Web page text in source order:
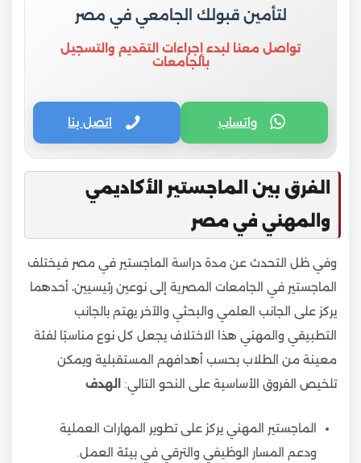
لتأمين قبولك الجامعي في مصر
تواصل معنا لبدء إجراءات التقديم والتسجيل
بالجامعات
واتساب اتصل بنا
الفرق بين الماجستير الأكاديمي
والمهني في مصر
وفي ظل التحدث عن مدة دراسة الماجستير في مصر فيختلف
الماجستير في الجامعات المصرية إلى نوعين رئيسيين، أحدهما
يركز على الجانب العلمي والبحثي والآخر يهتم بالجانب
التطبيقي والمهني هذا الاختلاف يجعل كل نوع مناسبًا لفئة
معينة من الطلاب بحسب أهدافهم المستقبلية ويمكن
تلخيص الفروق الأساسية على النحو التالي:
الهدف
الماجستير المهني يركز على تطوير المهارات العملية
ودعم المسار الوظيفي والترقي في بيئة العمل.